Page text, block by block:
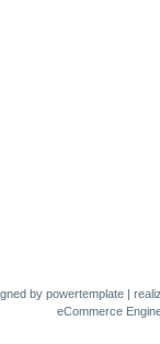
by powertemplate|
eCommerce